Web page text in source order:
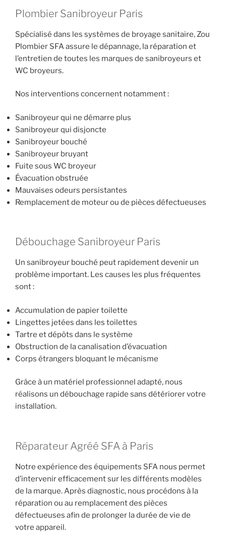
Plombier Sanibroyeur Paris
Spécialisé dans les systèmes de broyage sanitaire, Zou
Plombier SFA assure le dépannage, la réparation et
l’entretien de toutes les marques de sanibroyeurs et
WC broyeurs.
Nos interventions concernent notamment :
Sanibroyeur qui ne démarre plus
Sanibroyeur qui disjoncte
Sanibroyeur bouché
Sanibroyeur bruyant
Fuite sous WC broyeur
Évacuation obstruée
Mauvaises odeurs persistantes
Remplacement de moteur ou de pièces défectueuses
Débouchage Sanibroyeur Paris
Un sanibroyeur bouché peut rapidement devenir un
problème important. Les causes les plus fréquentes
sont :
Accumulation de papier toilette
Lingettes jetées dans les toilettes
Tartre et dépôts dans le système
Obstruction de la canalisation d’évacuation
Corps étrangers bloquant le mécanisme
Grâce à un matériel professionnel adapté, nous
réalisons un débouchage rapide sans détériorer votre
installation.
Réparateur Agréé SFA à Paris
Notre expérience des équipements SFA nous permet
d’intervenir efficacement sur les différents modèles
de la marque. Après diagnostic, nous procédons à la
réparation ou au remplacement des pièces
défectueuses afin de prolonger la durée de vie de
votre appareil.